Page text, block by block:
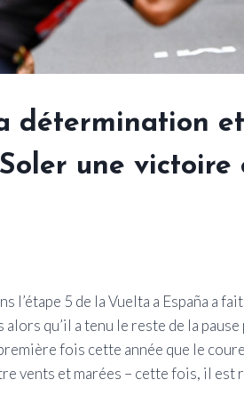
détermination
une victoire
l’étape 5 de la Vuelta a España a
qu’il a tenu le reste de la
fois cette année que le
vents et marées – cette fois, il